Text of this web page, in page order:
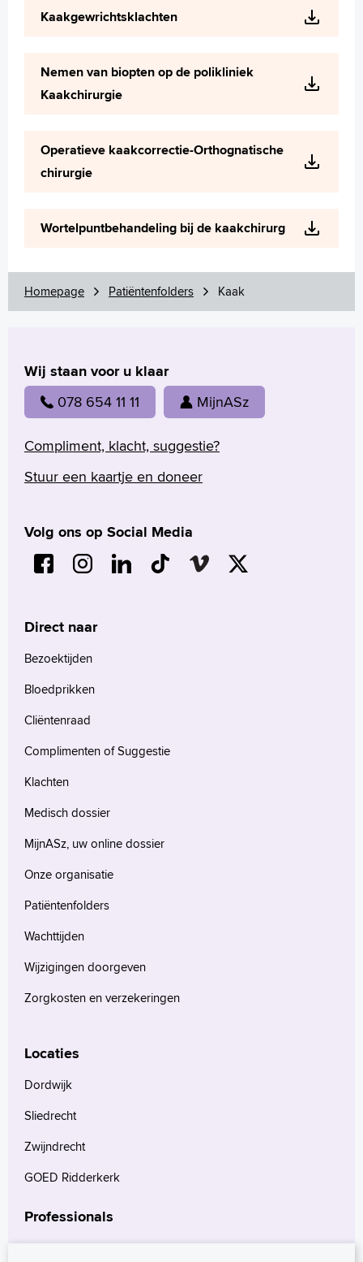
Türkçe
Kaakgewrichtsklachten
Nemen van biopten op de polikliniek
Kaakchirurgie
Operatieve kaakcorrectie-Orthognatische
chirurgie
Wortelpuntbehandeling bij de kaakchirurg
Homepage Patiëntenfolders Kaak
Wij staan voor u klaar
078 654 11 11 MijnASz
Compliment, klacht, suggestie?
Stuur een kaartje en doneer
Volg ons op Social Media
Direct naar
Bezoektijden
Bloedprikken
Cliëntenraad
Complimenten of Suggestie
Klachten
Medisch dossier
MijnASz, uw online dossier
Onze organisatie
Patiëntenfolders
Wachttijden
Wijzigingen doorgeven
Zorgkosten en verzekeringen
Locaties
Dordwijk
Sliedrecht
Zwijndrecht
GOED Ridderkerk
Professionals
Verwijzers